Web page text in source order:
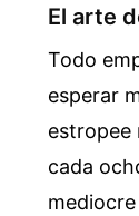
El arte
Todo
esperar
estropee
cada